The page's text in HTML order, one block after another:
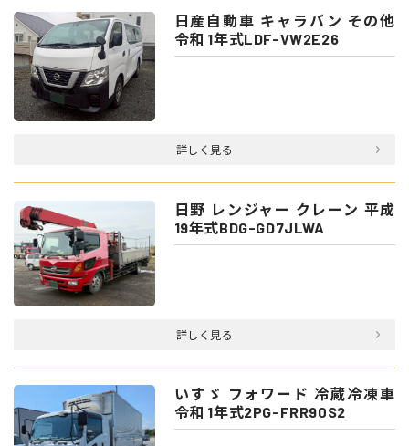
日産自動車 キャラバン その他
令和 1年式LDF-VW2E26
詳しく見る
日野 レンジャー クレーン 平成
19年式BDG-GD7JLWA
詳しく見る
いすゞ フォワード 冷蔵冷凍車
令和 1年式2PG-FRR90S2